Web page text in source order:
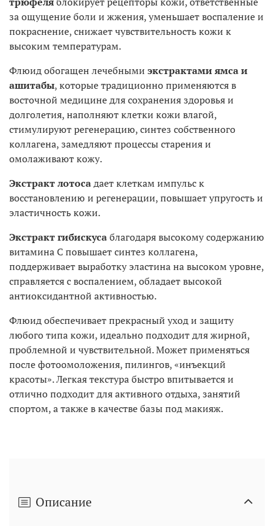
за ощущение боли и жжения, уменьшает воспаление и
покраснение, снижает чувствительность кожи к
высоким температурам.
Флюид обогащен лечебными экстрактами ямса и
ашитабы, которые традиционно применяются в
восточной медицине для сохранения здоровья и
долголетия, наполняют клетки кожи влагой,
стимулируют регенерацию, синтез собственного
коллагена, замедляют процессы старения и
омолаживают кожу.
Экстракт лотосадает клеткам импульс к
восстановлению и регенерации, повышает упругость и
эластичность кожи.
Экстракт гибискусаблагодаря высокому содержанию
витамина С повышает синтез коллагена,
поддерживает выработку эластина на высоком уровне,
справляется с воспалением, обладает высокой
антиоксидантной активностью.
Флюид обеспечивает прекрасный уход и защиту
любого типа кожи, идеально подходит для жирной,
проблемной и чувствительной. Может применяться
после фотоомоложения, пилингов, «инъекций
красоты». Легкая текстура быстро впитывается и
отлично подходит для активного отдыха, занятий
спортом, а также в качестве базы под макияж.
Описание